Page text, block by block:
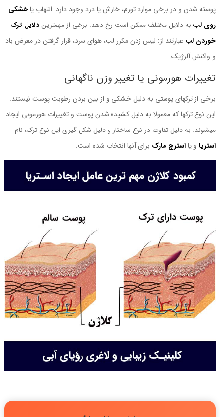
پوسته شدن و در برخی موارد تورم، خارش یا درد وجود دارد. التهاب یاخشکی
روی لب به دلایل مختلف ممکن است رخ دهد. برخی از مهمتریندلایل ترک
خوردن لب عبارتند از: لیس زدن مکرر لب، هوای سرد، قرار گرفتن در معرض باد
و واکنش آلرژیک.
تغییرات هورمونی یا تغییر وزن ناگهانی
برخی از ترکهای پوستی به دلیل خشکی و از بین بردن رطوبت پوست نیستند.
این نوع ترکها که معمولا به دلیل کشیده شدن پوست و تغییرات هورمونی ایجاد
میشوند. به دلیل تفاوت در نوع ساختار و دلیل شکل گیری این نوع ترک، نام
استریا و یااسترچ مارک برای آنها انتخاب شده است.